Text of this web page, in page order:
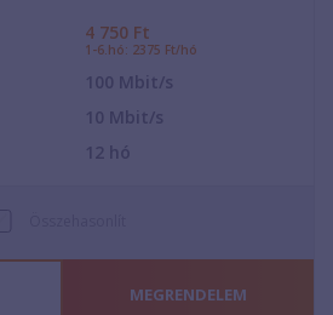
4 750 Ft
1-6.hó: 2375 Ft/hó
100 Mbit/s
10 Mbit/s
12 hó
MEGRENDELEM